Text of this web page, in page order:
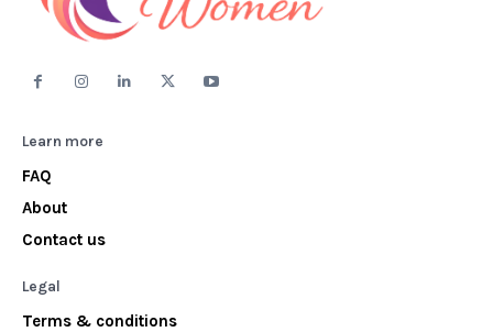
Learn more
FAQ
About
Contact us
Legal
Terms & conditions